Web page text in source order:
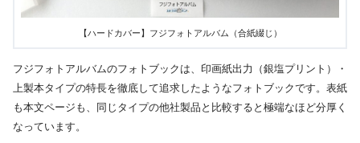
【ハードカバー】フジフォトアルバム（合紙綴じ）
フジフォトアルバムのフォトブックは、印画紙出力（銀塩プリント）・
上製本タイプの特長を徹底して追求したようなフォトブックです。表紙
も本文ページも、同じタイプの他社製品と比較すると極端なほど分厚く
なっています。